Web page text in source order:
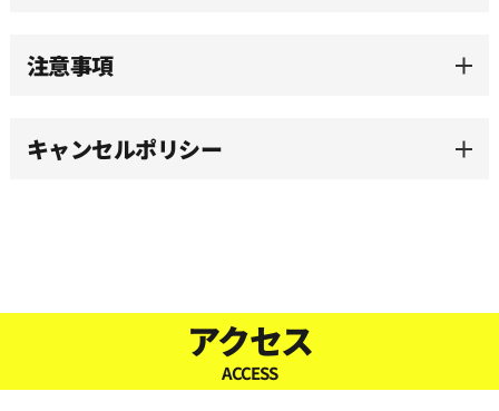
16:00
注意事項
キャンセルポリシー
アクセス
ACCESS